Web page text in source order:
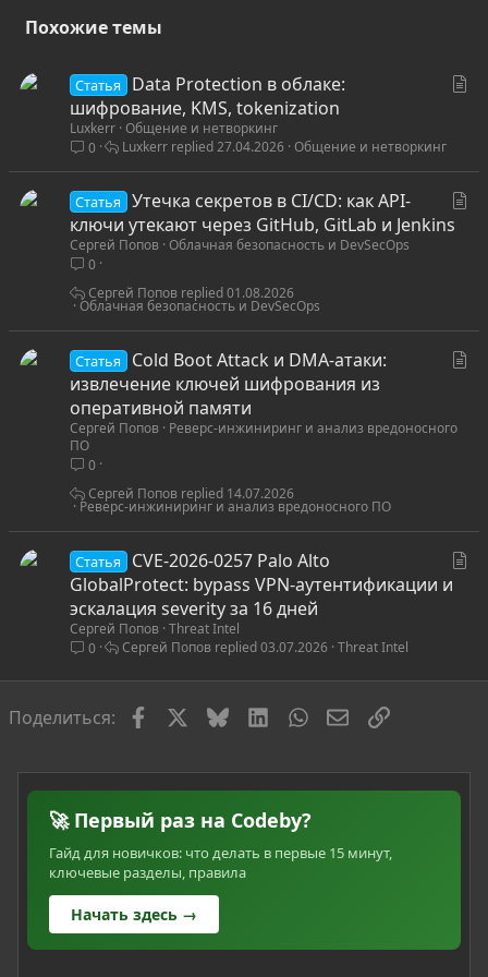
not –1 + 0.25, which would be –0.75. There are no TDateTime
Note: Delphi 1.0 calculated the date from year 1 instead of from
1899. To convert a Delphi 1.0 date to a TDateTime value in later
versions of the Delphi language, subtract 693594.0 from the
Delphi 1.0 date.
Похожие темы
ь
Статья
Data Protection в облаке:
шифрование, KMS, tokenization
Luxkerr Общение и нетворкинг
0
Общение и нетворкинг
27.04.2026
Luxkerr
Статья
Утечка секретов в CI/CD: как API-
ключи утекают через GitHub, GitLab и Jenkins
Сергей Попов Облачная безопасность и DevSecOps
0
Облачная безопасность и DevSecOps
01.08.2026
Сергей Попов
Статья
Cold Boot Attack и DMA-атаки:
извлечение ключей шифрования из
оперативной памяти
Сергей Попов Реверс-инжиниринг и анализ вредоносного
ПО
0
Реверс-инжиниринг и анализ вредоносного ПО
14.07.2026
Сергей Попов
я
Статья
CVE-2026-0257 Palo Alto
GlobalProtect: bypass VPN-аутентификации и
эскалация severity за 16 дней
Сергей Попов Threat Intel
0
Threat Intel
03.07.2026
Сергей Попов
Поделиться: FacebookBlueskyLinkedInWhatsAppЭлектронная
Ссылка
🚀 Первый раз на Codeby?
Гайд для новичков: что делать в первые 15 минут,
ключевые разделы, правила
Начать здесь →